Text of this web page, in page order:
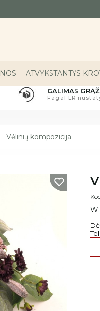
ATVYKSTANTYS
GALIMAS
Pagal LR
Vėlinių kompozicija